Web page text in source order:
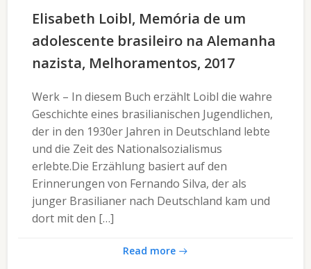
Elisabeth Loibl, Memória de um
adolescente brasileiro na Alemanha
nazista, Melhoramentos, 2017
Werk – In diesem Buch erzählt Loibl die wahre
Geschichte eines brasilianischen Jugendlichen,
der in den 1930er Jahren in Deutschland lebte
und die Zeit des Nationalsozialismus
erlebte.Die Erzählung basiert auf den
Erinnerungen von Fernando Silva, der als
junger Brasilianer nach Deutschland kam und
dort mit den […]
Read more